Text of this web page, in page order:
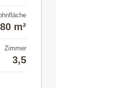
80 m²
Zimmer
3,5